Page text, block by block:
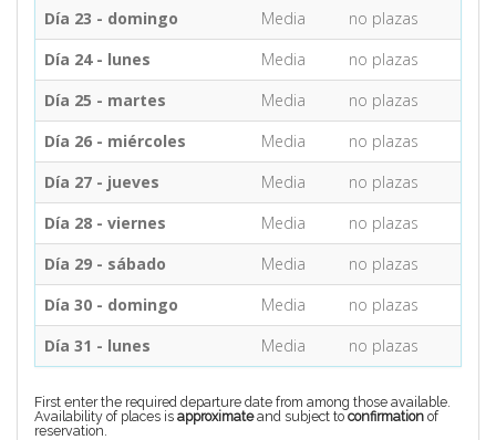
Día 23 - domingo
Media
no plazas
Día 24 - lunes
Media
no plazas
Día 25 - martes
Media
no plazas
Día 26 - miércoles
Media
no plazas
Día 27 - jueves
Media
no plazas
Día 28 - viernes
Media
no plazas
Día 29 - sábado
Media
no plazas
Día 30 - domingo
Media
no plazas
Día 31 - lunes
Media no plazas
First enter the required departure date from among those available.
Availability of places is approximateand subject toconfirmation of
reservation.